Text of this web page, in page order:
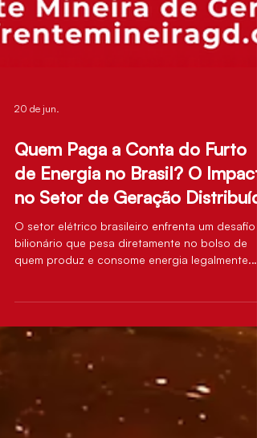
20 de jun.
Quem Paga a Conta do Furto
bilionário que pesa diretamente no bolso de
quem produz e consome energia legalmente.
Dados recentes apresentados pela Agência
Nacional de Energia Elétrica (ANEEL) e pela
Associação Brasileira de Distribuidores de